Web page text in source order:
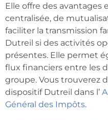
Elle offre des avantages
centralisée, de
faciliter la transmission
Dutreil si des activités
présentes. Elle permet
flux financiers entre les
groupe. Vous trouverez
dispositif Dutreil dans l’
Général des Impôts.